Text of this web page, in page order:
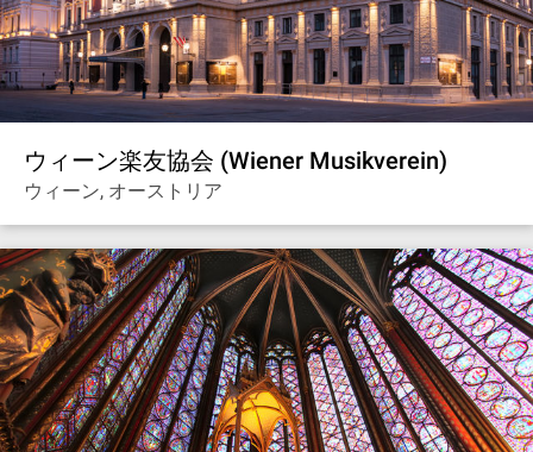
ウィーン楽友協会 (Wiener Musikverein)
ウィーン, オーストリア